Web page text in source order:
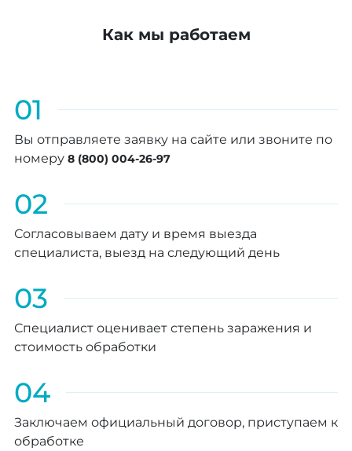
Как мы работаем
01
Вы отправляете заявку на сайте или звоните по
номеру 8 (800) 004-26-97
02
Согласовываем дату и время выезда
специалиста, выезд на следующий день
03
Специалист оценивает степень заражения и
стоимость обработки
04
Заключаем официальный договор, приступаем к
обработке